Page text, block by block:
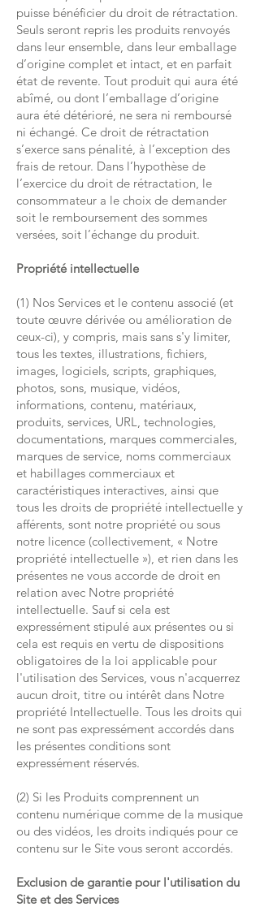
puisse bénéficier du droit de rétractation.
Seuls seront repris les produits renvoyés
dans leur ensemble, dans leur emballage
d’origine complet et intact, et en parfait
état de revente. Tout produit qui aura été
abîmé, ou dont l’emballage d’origine
aura été détérioré, ne sera ni remboursé
ni échangé. Ce droit de rétractation
s’exerce sans pénalité, à l’exception des
frais de retour. Dans l’hypothèse de
l’exercice du droit de rétractation, le
consommateur a le choix de demander
soit le remboursement des sommes
versées, soit l’échange du produit.
Propriété intellectuelle
(1) Nos Services et le contenu associé (et
toute œuvre dérivée ou amélioration de
ceux-ci), y compris, mais sans s'y limiter,
tous les textes, illustrations, fichiers,
images, logiciels, scripts, graphiques,
photos, sons, musique, vidéos,
informations, contenu, matériaux,
produits, services, URL, technologies,
documentations, marques commerciales,
marques de service, noms commerciaux
et habillages commerciaux et
caractéristiques interactives, ainsi que
tous les droits de propriété intellectuelle y
afférents, sont notre propriété ou sous
notre licence (collectivement, « Notre
propriété intellectuelle »), et rien dans les
présentes ne vous accorde de droit en
relation avec Notre propriété
intellectuelle. Sauf si cela est
expressément stipulé aux présentes ou si
cela est requis en vertu de dispositions
obligatoires de la loi applicable pour
l'utilisation des Services, vous n'acquerrez
aucun droit, titre ou intérêt dans Notre
propriété Intellectuelle. Tous les droits qui
ne sont pas expressément accordés dans
les présentes conditions sont
expressément réservés.
(2) Si les Produits comprennent un
contenu numérique comme de la musique
ou des vidéos, les droits indiqués pour ce
contenu sur le Site vous seront accordés.
Exclusion de garantie pour l'utilisation du
Site et des Services